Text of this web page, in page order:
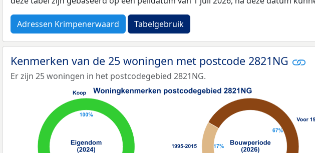
Adressen Krimpenerwaard Tabelgebruik
Kenmerken van de 25 woningen met postcode 2821NG
Er zijn 25 woningen in het postcodegebied 2821NG.